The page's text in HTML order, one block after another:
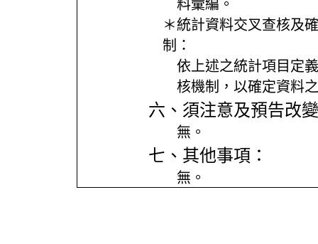
料彙編。
＊統計資料交叉查核及
制：
依上述之統計項目定
核機制，以確定資料
六、須注意及預告改
無。
七、其他事項：
無。